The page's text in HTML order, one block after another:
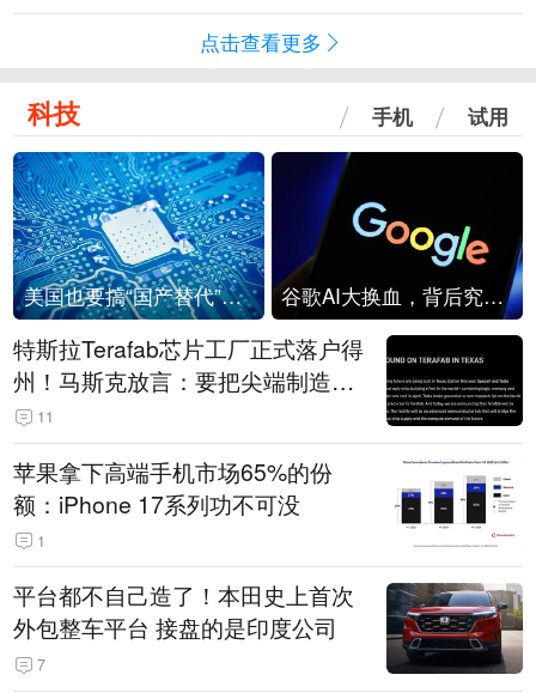
点击查看更多
科技 手机 试用
美国也要搞“国产替代”？先算清三笔账 谷歌AI大换血，背后究竟发生了什么？
特斯拉Terafab芯片工厂正式落户得
州！马斯克放言：要把尖端制造带
回美国
11
苹果拿下高端手机市场65%的份
额：iPhone 17系列功不可没
1
平台都不自己造了！本田史上首次
外包整车平台 接盘的是印度公司
7